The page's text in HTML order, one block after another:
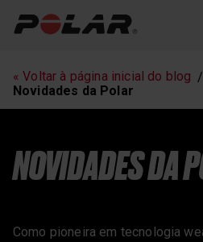
« Voltar à página inicial do blog
Novidades da Polar
NOVIDADES DA
Como pioneira em tecnologia